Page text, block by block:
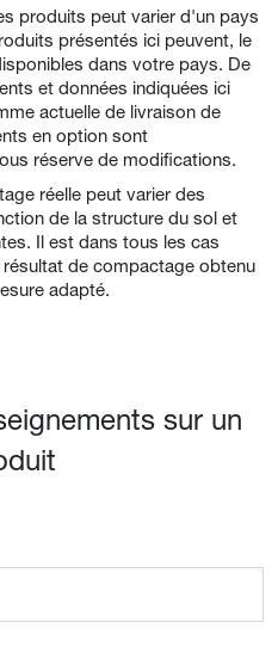
produits peut varier d'un pays
présentés ici peuvent, le
dans votre pays. De
et données indiquées ici
actuelle de livraison de
en option sont
réserve de modifications.
réelle peut varier des
de la structure du sol et
Il est dans tous les cas
de compactage obtenu
adapté.
sur un